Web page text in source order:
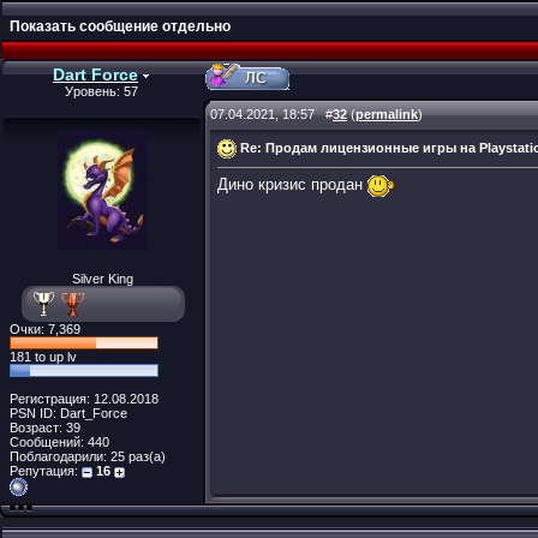
Показать сообщение отдельно
Dart Force
Уровень: 57
Silver King
Очки: 7,369
181 to up lv
Регистрация: 12.08.2018
PSN ID: Dart_Force
Возраст: 39
Сообщений: 440
Поблагодарили: 25 раз(а)
Репутация:
16
07.04.2021, 18:57#32(permalink)
Re: Продам лицензионные игры на
Дино кризис продан